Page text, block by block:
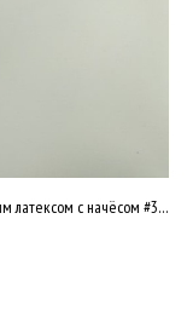
Перчатки акриловые облитые коричневым вспененным латексом с начёсом #300 10/480 022